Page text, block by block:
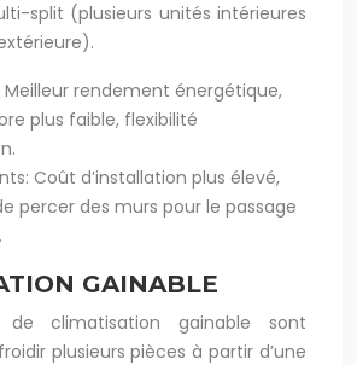
split (plusieurs unités intérieures
Meilleur rendement énergétique,
plus faible, flexibilité
Coût d’installation plus élevé,
percer des murs pour le passage
GAINABLE
de climatisation gainable sont
plusieurs pièces à partir d’une